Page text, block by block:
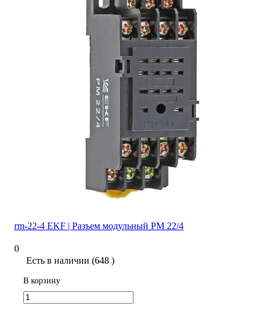
rm-22-4 EKF | Разъем модульный РМ 22/4
0
Есть в наличии (648 )
В корзину